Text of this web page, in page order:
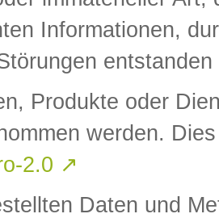
Informationen,
Produkte oder
werden.
2.0 ↗
Daten und